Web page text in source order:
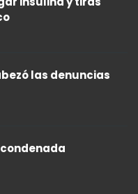
las denuncias